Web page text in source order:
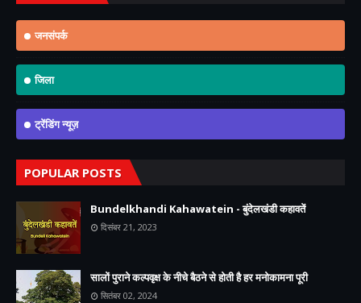
जनसंपर्क
जिला
ट्रेंडिंग न्यूज़
POPULAR POSTS
Bundelkhandi Kahawatein - बुंदेलखंडी कहावतें
दिसंबर 21, 2023
सालों पुराने कल्पवृक्ष के नीचे बैठने से होती है हर मनोकामना पूरी
सितंबर 02, 2024